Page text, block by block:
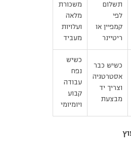
תשלום
לפי
קמפיין או
ריטיינר
משכורת
מלאה
ועלויות
מעביד
כשיש כבר
אסטרטגיה
וצריך יד
מבצעת
כשיש
נפח
עבודה
קבוע
ויומיומי